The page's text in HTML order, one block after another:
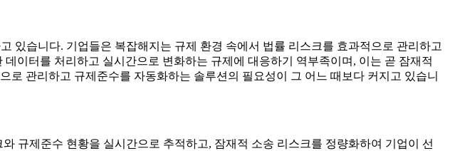
있습니다. 기업들은 복잡해지는 규제 환경 속에서 법률 리스크를 효과적으로 관리하고
이터를 처리하고 실시간으로 변화하는 규제에 대응하기 역부족이며, 이는 곧 잠재적
관리하고 규제준수를 자동화하는 솔루션의 필요성이 그 어느 때보다 커지고 있습니
규제준수 현황을 실시간으로 추적하고, 잠재적 소송 리스크를 정량화하여 기업이 선